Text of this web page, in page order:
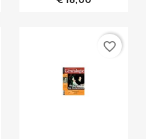
favorite_border